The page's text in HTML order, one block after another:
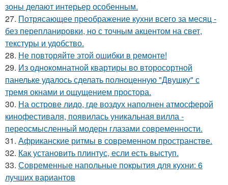
зоны делают интерьер особенным.
27. Потрясающее преображение кухни всего за месяц -
без перепланировки, но с точным акцентом на свет,
текстуры и удобство.
28. Не повторяйте этой ошибки в ремонте!
29. Из однокомнатной квартиры во второсортной
панельке удалось сделать полноценную "Двушку" с
тремя окнами и ощущением простора.
30. На острове лидо, где воздух наполнен атмосферой
кинофестиваля, появилась уникальная вилла -
переосмысленный модерн глазами современности.
31. Африканские ритмы в современном пространстве.
32. Как установить плинтус, если есть выступ.
33. Современные напольные покрытия для кухни: 6
лучших вариантов